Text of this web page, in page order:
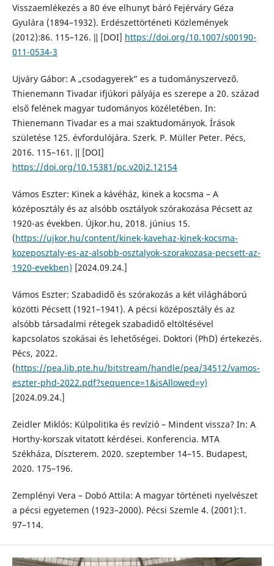
Visszaemlékezés a 80 éve elhunyt báró Fejérváry Géza
Gyulára (1894–1932). Erdészettörténeti Közlemények
(2012):86. 115–126. ǁ [DOI] https://doi.org/10.1007/s00190-
011-0534-3
Ujváry Gábor: A „csodagyerek” es a tudományszervező.
Thienemann Tivadar ifjúkori pályája es szerepe a 20. század
első felének magyar tudományos közéletében. In:
Thienemann Tivadar es a mai szaktudományok. Írások
születése 125. évfordulójára. Szerk. P. Müller Peter. Pécs,
2016. 115–161. ǁ [DOI]
https://doi.org/10.15381/pc.v20i2.12154
Vámos Eszter: Kinek a kávéház, kinek a kocsma – A
középosztály és az alsóbb osztályok szórakozása Pécsett az
1920-as években. Újkor.hu, 2018. június 15.
(https://ujkor.hu/content/kinek-kavehaz-kinek-kocsma-
kozeposztaly-es-az-alsobb-osztalyok-szorakozasa-pecsett-az-
1920-evekben) [2024.09.24.]
Vámos Eszter: Szabadidő és szórakozás a két világháború
közötti Pécsett (1921–1941). A pécsi középosztály és az
alsóbb társadalmi rétegek szabadidő eltöltésével
kapcsolatos szokásai és lehetőségei. Doktori (PhD) értekezés.
Pécs, 2022.
(https://pea.lib.pte.hu/bitstream/handle/pea/34512/vamos-
eszter-phd-2022.pdf?sequence=1&isAllowed=y)
[2024.09.24.]
Zeidler Miklós: Külpolitika és revízió – Mindent vissza? In: A
Horthy-korszak vitatott kérdései. Konferencia. MTA
Székháza, Díszterem. 2020. szeptember 14–15. Budapest,
2020. 175–196.
Zemplényi Vera – Dobó Attila: A magyar történeti nyelvészet
a pécsi egyetemen (1923–2000). Pécsi Szemle 4. (2001):1.
97–114.